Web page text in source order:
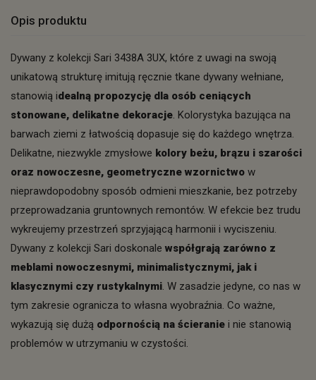
Opis produktu
Dywany z kolekcji Sari 3438A 3UX, które z uwagi na swoją
unikatową strukturę imitują ręcznie tkane dywany wełniane,
stanowią idealną propozycję dla osób ceniących
stonowane, delikatne dekoracje. Kolorystyka bazująca na
barwach ziemi z łatwością dopasuje się do każdego wnętrza.
Delikatne, niezwykle zmysłowe kolory beżu, brązu i szarości
oraz nowoczesne, geometryczne wzornictwo w
nieprawdopodobny sposób odmieni mieszkanie, bez potrzeby
przeprowadzania gruntownych remontów. W efekcie bez trudu
wykreujemy przestrzeń sprzyjającą harmonii i wyciszeniu.
Dywany z kolekcji Sari doskonale współgrają zarówno z
meblami nowoczesnymi, minimalistycznymi, jak i
klasycznymi czy rustykalnymi. W zasadzie jedyne, co nas w
tym zakresie ogranicza to własna wyobraźnia. Co ważne,
wykazują się dużą odpornością na ścieranie i nie stanowią
problemów w utrzymaniu w czystości.